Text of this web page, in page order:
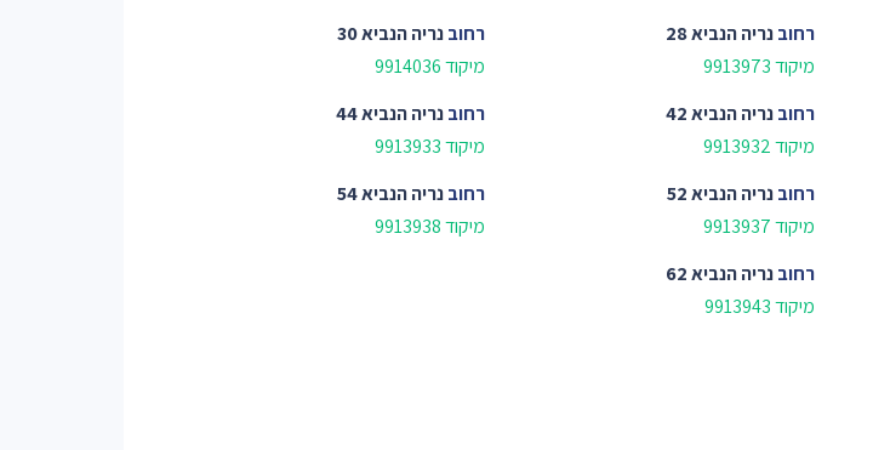
רחובנריה הנביא 28
מיקוד 9913973
רחובנריה הנביא 30
מיקוד 9914036
רחובנריה הנביא 42
מיקוד 9913932
רחובנריה הנביא 44
מיקוד 9913933
רחובנריה הנביא 52
מיקוד 9913937
רחובנריה הנביא 54
מיקוד 9913938
רחובנריה הנביא 62
מיקוד 9913943